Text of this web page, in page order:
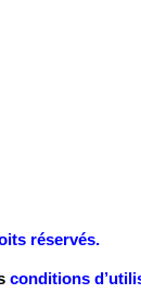
réservés.
conditions